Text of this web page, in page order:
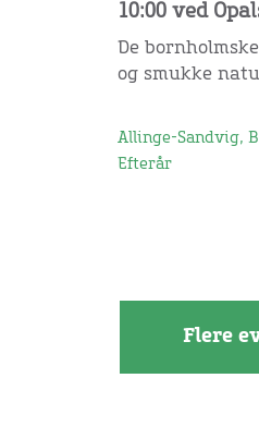
10:00 ved
De
og smukke
Allinge-Sandvig,
Efterår
Flere